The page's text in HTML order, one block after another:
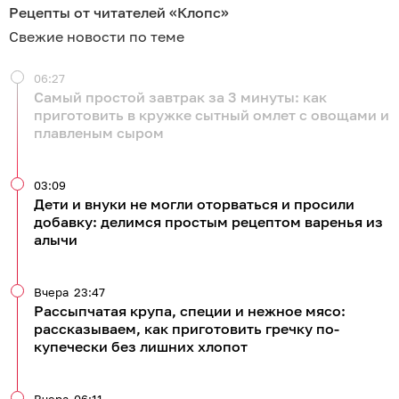
Рецепты от читателей «Клопс»
Свежие новости по теме
Самый простой завтрак за 3 минуты: как
приготовить в кружке сытный омлет с овощами и
плавленым сыром
06:27
Дети и внуки не могли оторваться и просили
добавку: делимся простым рецептом варенья из
алычи
03:09
Рассыпчатая крупа, специи и нежное мясо:
рассказываем, как приготовить гречку по-
купечески без лишних хлопот
Вчера 23:47